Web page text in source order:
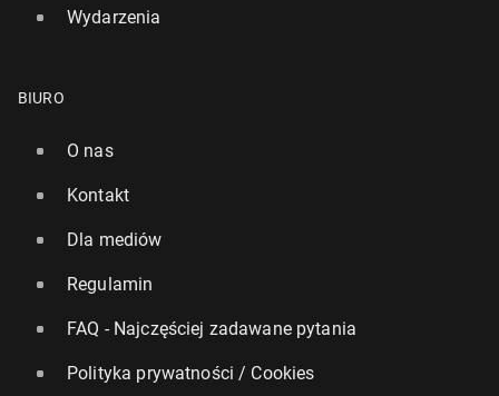
Wydarzenia
BIURO
O nas
Kontakt
Dla mediów
Regulamin
FAQ - Najczęściej zadawane pytania
Polityka prywatności / Cookies